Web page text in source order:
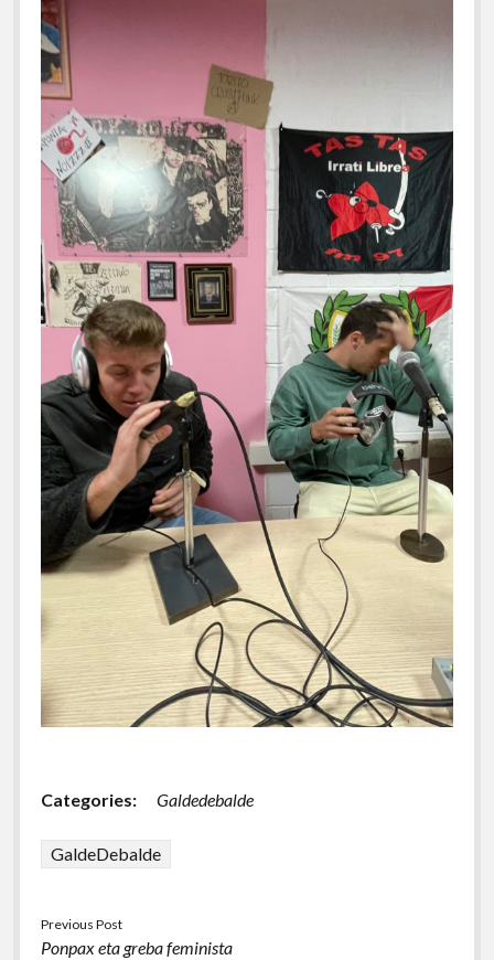
Categories: Galdedebalde
GaldeDebalde
Previous Post
Ponpax eta greba feminista